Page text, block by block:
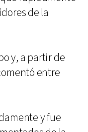
de la
y, a partir de
entre
y fue